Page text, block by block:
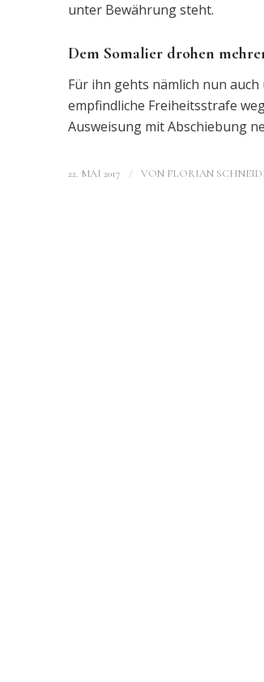
unter Bewährung steht.
Dem Somalier drohen
Für ihn gehts nämlich nun
empfindliche Freiheitsstrafe
Ausweisung mit Abschiebung
22. MAI 2017 / VON FLORIAN